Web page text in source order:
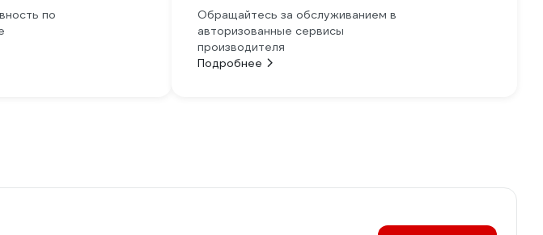
по
Обращайтесь за обслуживанием в
авторизованные сервисы
производителя
Подробнее